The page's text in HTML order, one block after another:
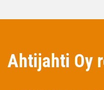
Ahtijahti Oy